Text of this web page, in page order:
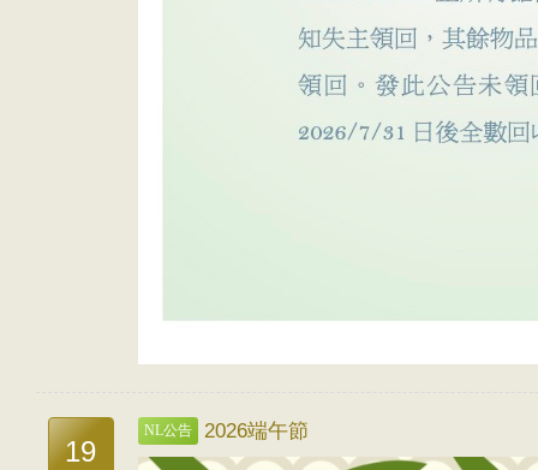
19
NL公告 2026端午節